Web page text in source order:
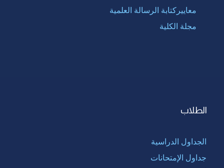
معاييركتابة الرسالة العلمية
مجلة الكلية
الطلاب
الجداول الدراسية
جداول الإمتحانات